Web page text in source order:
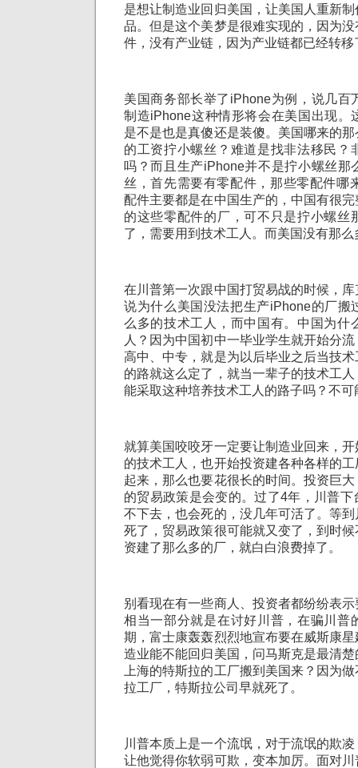
是想让制造业回归美国，让美国人重新
品。但是这个美梦是很难实现的，因为
件，没有产业链，因为产业链都已经转移
美国商务部长举了iPhone为例，说几百
制造iPhone这种情形将会在美国出现。
是不是也是真傻还是装傻。美国哪来的
的工资拧小螺丝？难道是找非法移民？
吗？而且生产iPhone并不是拧小螺丝那
丝，首先需要有零配件，那些零配件哪
配件主要都是在中国生产的，中国有很
的这些零配件的厂，可不只是拧小螺丝
了，需要用到技术工人。而美国没有那
在川普第一次跟中国打贸易战的时候，
说为什么美国没法把生产iPhone的厂搬
么多的技术工人，而中国有。中国为什
人？因为中国初中一毕业学生就开始分
高中、中专，就是为以后毕业之后当技
的路就这么定了，就当一辈子的技术工
能采取这种培养技术工人的路子吗？不可
就算美国咬咬牙一定要让制造业回来，
的技术工人，也开始投资建各种各样的
起来，那么也要花很长的时间。投资巨
的贸易政策是会变的。过了4年，川普
不下去，也会死的，没几年可活了。等
死了，贸易政策很可能就又变了，到时
资建了那么多的厂，就白白浪费掉了。
别看现在有一些商人、投资者都纷纷表
相当一部分就是在讨好川普，在骗川普
期，富士康轰轰烈烈地宣布要在威斯康
造业能不能回归美国，问马斯克是最清
上海的特斯拉的工厂搬到美国来？因为
拉工厂，特斯拉公司早就死了。
川普本质上是一个流氓，对于流氓的欺
让他觉得你软弱可欺，变本加厉。面对